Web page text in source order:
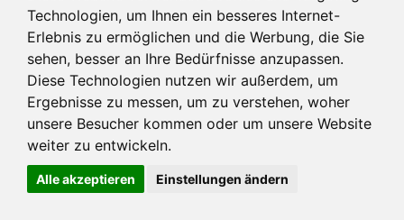
Technologien, um Ihnen ein besseres Internet-
Erlebnis zu ermöglichen und die Werbung, die Sie
sehen, besser an Ihre Bedürfnisse anzupassen.
Diese Technologien nutzen wir außerdem, um
Ergebnisse zu messen, um zu verstehen, woher
unsere Besucher kommen oder um unsere Website
weiter zu entwickeln.
Alle akzeptieren Einstellungen ändern
C
Impressum und mehr